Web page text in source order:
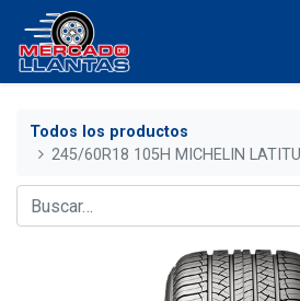
Todos los productos
245/60R18 105H MICHELIN